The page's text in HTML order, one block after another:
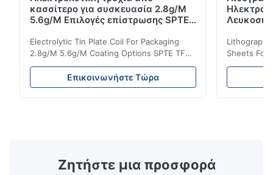
κασσίτερο για συσκευασία 2.8g/M
5.6g/M Επιλογές επίστρωσης SPTE
Electrolytic Tin Plate Coil For Packaging
2.8g/M 5.6g/M Coating Options SPTE TFS
Electrolytic Tin Plate Coil for Packaging -
2.8/2.8 & 5.6/5.6g/m Coating Options SPTE
TFS Electrolytic Tin Plate (ETP) represents
robust and adaptable. Engineered
specifically for
Επικοινωνήστε Τώρα
Sheets For
929mm
packaging
Ζητήστε μια προσφορά